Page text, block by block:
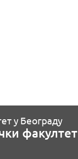
у Београду
факултет